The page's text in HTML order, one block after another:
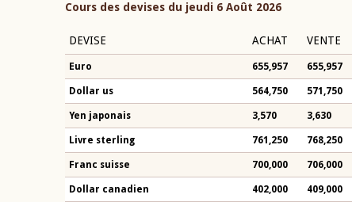
Cours des devises du jeudi 6 Août 2026
DEVISE ACHAT VENTE
Euro 655,957 655,957
Dollar us 564,750 571,750
Yen japonais 3,570 3,630
Livre sterling 761,250 768,250
Franc suisse 700,000 706,000
Dollar canadien 402,000 409,000